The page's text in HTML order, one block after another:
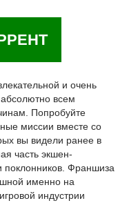
и очень
всем
Попробуйте
миссии вместе со
вы видели ранее в
часть экшен-
поклонников. Франшиза
именно на
индустрии